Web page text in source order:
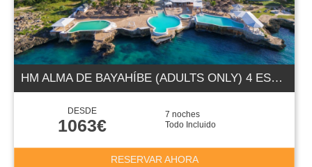
HM ALMA DE BAYAHÍBE (ADULTS ONLY) 4 ESTRELLAS
DESDE
1063€
7 noches
Todo Incluido
RESERVAR AHORA